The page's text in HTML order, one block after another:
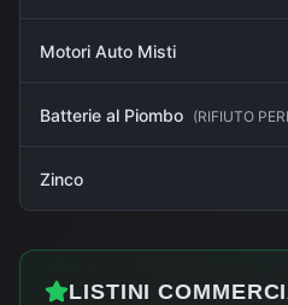
Motori Auto Misti
Batterie al Piombo (RIFIUTO
Zinco
LISTINI